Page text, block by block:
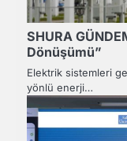
SHURA
Dönüşümü”
Elektrik sistemleri
yönlü enerji…